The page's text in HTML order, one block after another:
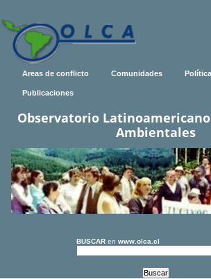
Areas de conflicto Comunidades
Publicaciones
Observatorio
Ambientales
BUSCAR en www.olca.cl